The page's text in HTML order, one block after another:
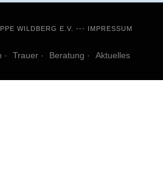
Trauer Beratung Aktuelles
WILDBERG E.V. --- IMPRESSUM